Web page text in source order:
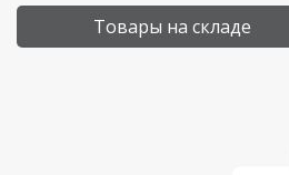
Товары на складе